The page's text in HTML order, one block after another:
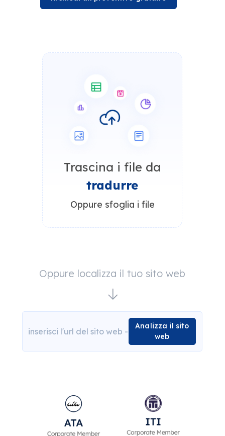
Trascina i file da
tradurre
Oppure sfoglia i file
Oppure localizza il tuo sito web
Analizza il sito
web